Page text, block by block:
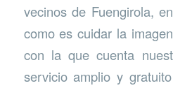
vecinos de Fuengirola,
como es cuidar la
con la que cuenta
servicio amplio y